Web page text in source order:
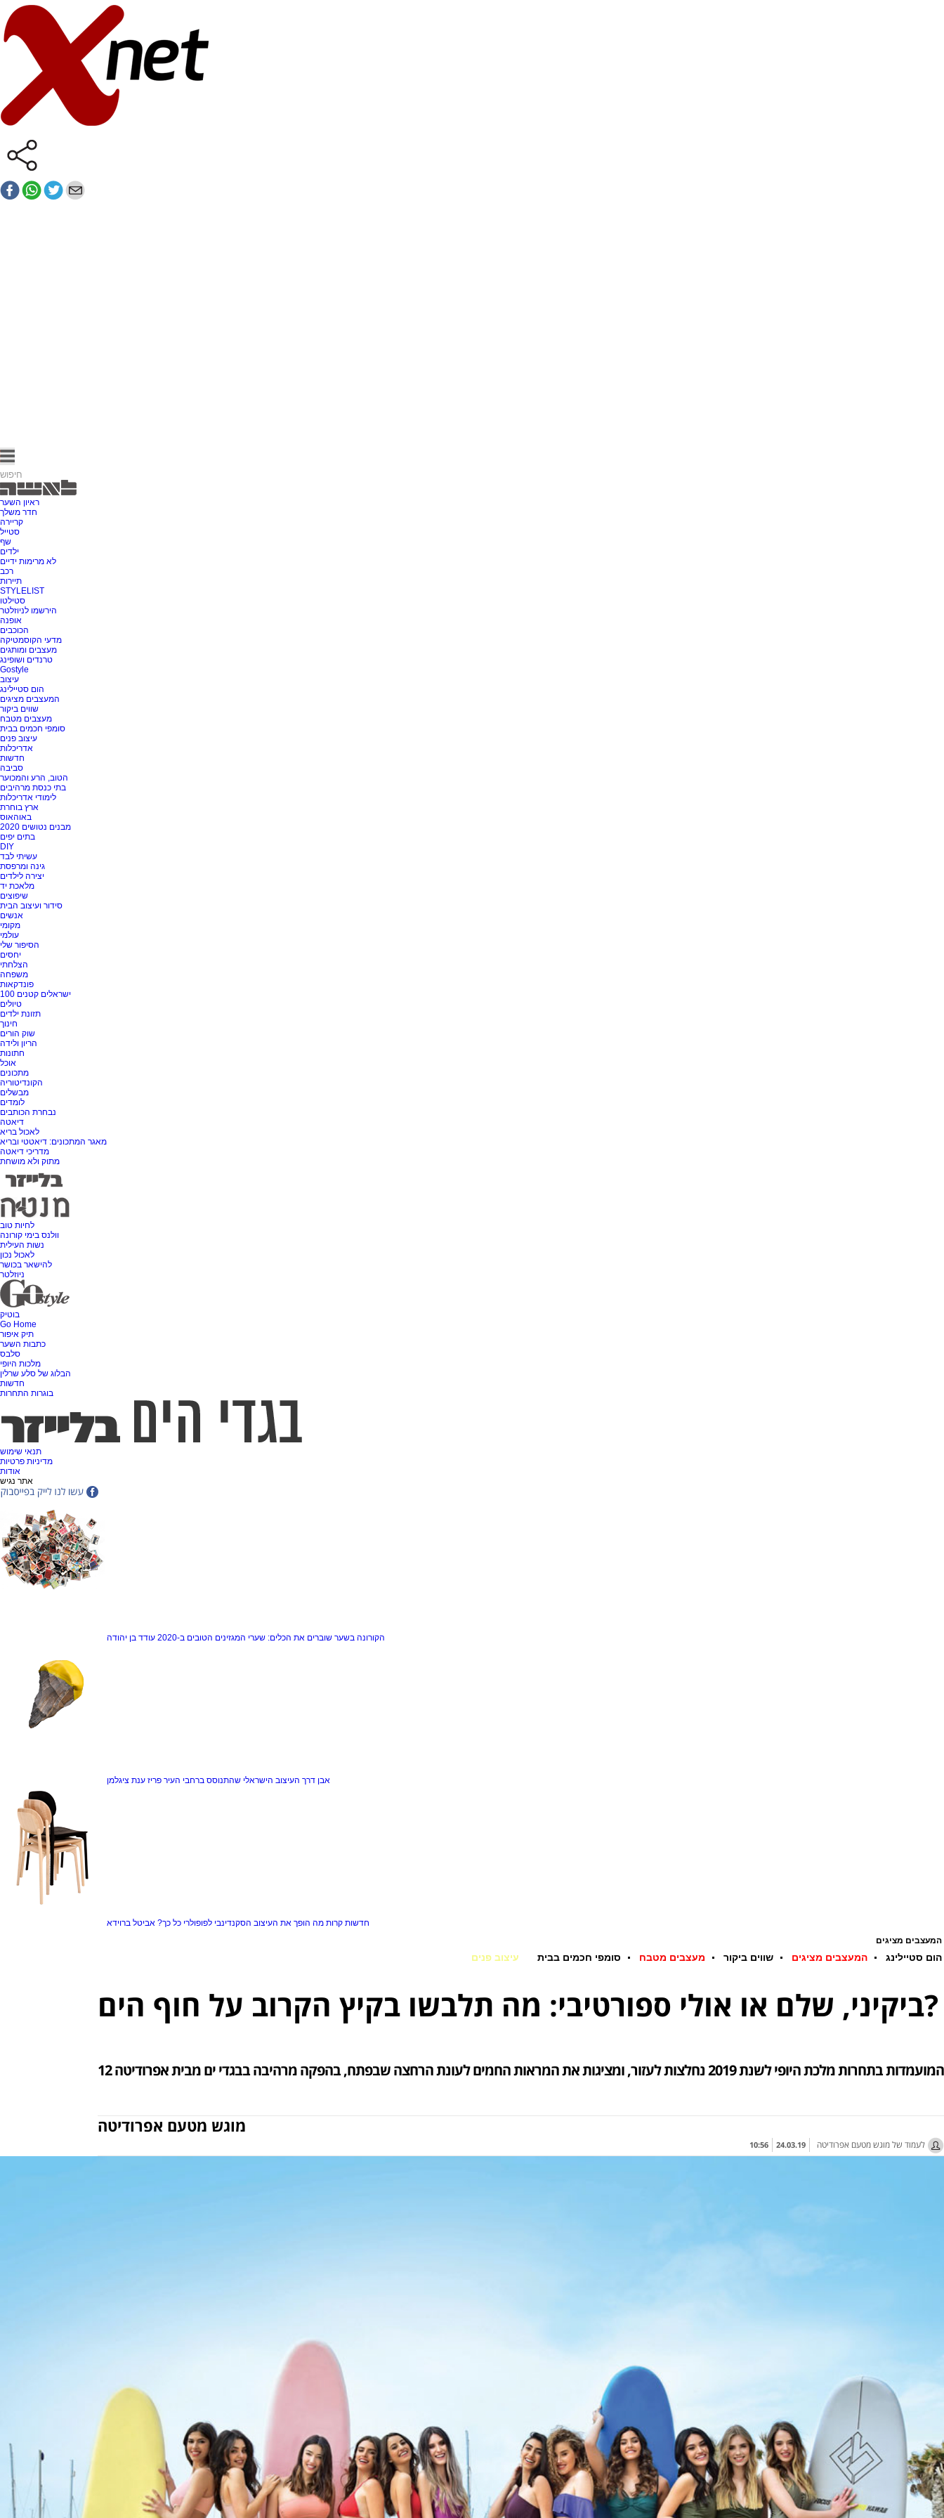
ראיון השער
חדר משלך
קריירה
סטייל
שף
ילדים
לא מרימות ידיים
רכב
תיירות
STYLELIST
סטילטו
הירשמו לניוזלטר
אופנה
הכוכבים
מדעי הקוסמטיקה
מעצבים ומותגים
טרנדים ושופינג
Gostyle
עיצוב
הום סטיילינג
המעצבים מציגים
שווים ביקור
מעצבים מטבח
סומפי חכמים בבית
עיצוב פנים
אדריכלות
חדשות
סביבה
הטוב, הרע והמכוער
בתי כנסת מרהיבים
לימודי אדריכלות
ארץ בוחרת
באוהאוס
מבנים נטושים 2020
בתים יפים
DIY
עשיתי לבד
גינה ומרפסת
יצירה לילדים
מלאכת יד
שיפוצים
סידור ועיצוב הבית
אנשים
מקומי
עולמי
הסיפור שלי
יחסים
הצלחתי
משפחה
פונדקאות
100 ישראלים קטנים
טיולים
תזונת ילדים
חינוך
שוק הורים
הריון ולידה
חתונות
אוכל
מתכונים
הקונדיטוריה
מבשלים
לומדים
נבחרת הכותבים
דיאטה
לאכול בריא
מאגר המתכונים: דיאטטי ובריא
מדריכי דיאטה
מתוק ולא מושחת
לחיות טוב
וולנס בימי קורונה
נשות העילית
לאכול נכון
להישאר בכושר
ניוזלטר
בוטיק
Go Home
תיק איפור
כתבות השער
סלבס
מלכות היופי
הבלוג של סלע שרלין
חדשות
בוגרות התחרות
תנאי שימוש
מדיניות פרטיות
אודות
אתר נגיש
הקורונה בשער שוברים את הכלים: שערי המגזינים הטובים ב-2020 עודד בן יהודה
אבן דרך העיצוב הישראלי שהתנוסס ברחבי העיר פריז ענת ציגלמן
חדשות קרות מה הופך את העיצוב הסקנדינבי לפופולרי כל כך? אביטל ברוידא
המעצבים מציגים
הום סטיילינג המעצבים מציגים שווים ביקור מעצבים מטבח סומפי חכמים בבית עיצוב פנים
ביקיני, שלם או אולי ספורטיבי: מה תלבשו בקיץ הקרוב על חוף הים?
12 המועמדות בתחרות מלכת היופי לשנת 2019 נחלצות לעזור, ומציגות את המראות החמים לעונת הרחצה שבפתח, בהפקה מרהיבה בבגדי ים מבית אפרודיטה
מוגש מטעם אפרודיטה
לעמוד של מוגש מטעם אפרודיטה 24.03.19
10:56